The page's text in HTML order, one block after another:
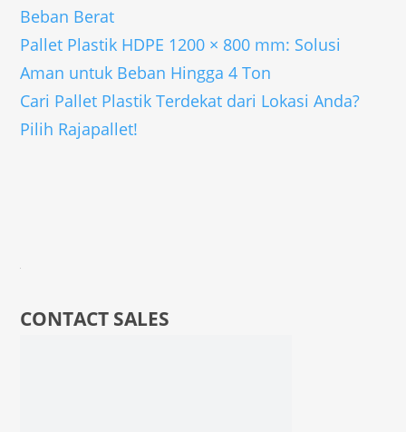
Beban Berat
Pallet Plastik HDPE 1200 × 800 mm: Solusi
Aman untuk Beban Hingga 4 Ton
Cari Pallet Plastik Terdekat dari Lokasi Anda?
Pilih Rajapallet!
CONTACT SALES